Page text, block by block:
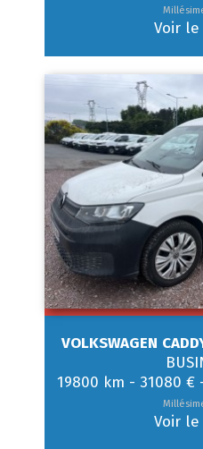
Voir
VOLKSWAGEN
19800 km - 31080 €
Voir